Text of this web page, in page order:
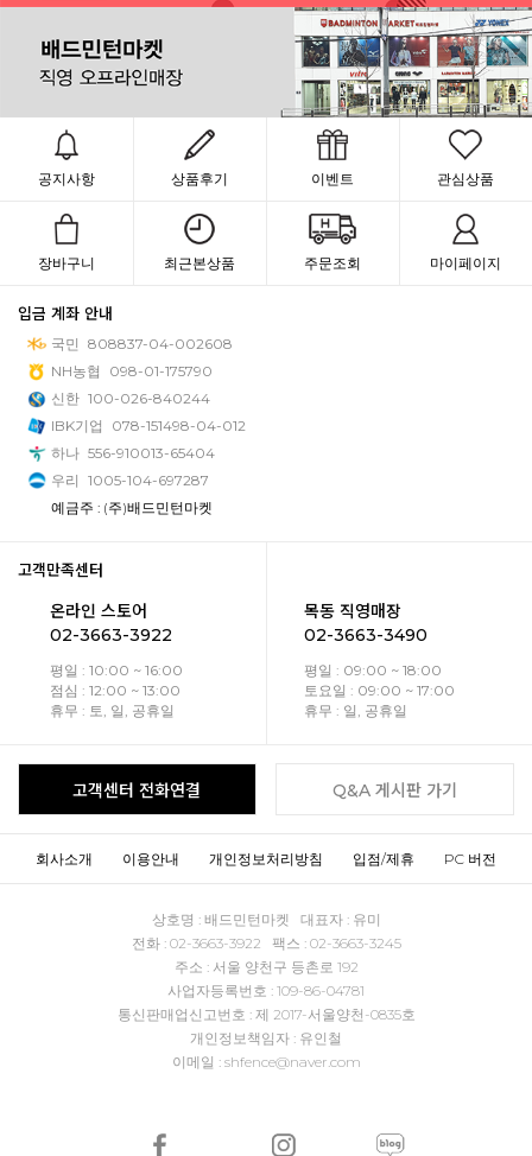
공지사항 상품후기 이벤트 관심상품
장바구니 최근본상품 주문조회 마이페이지
입금 계좌 안내
국민 808837-04-002608
NH농협
098-01-175790
신한 100-026-840244
IBK기업
078-151498-04-012
하나 556-910013-65404
우리 1005-104-697287
예금주 : (주)배드민턴마켓
고객만족센터
온라인 스토어
02-3663-3922
평일 : 10:00 ~ 16:00
점심 : 12:00 ~ 13:00
휴무 : 토, 일, 공휴일
목동 직영매장
02-3663-3490
평일 : 09:00 ~ 18:00
토요일 : 09:00 ~ 17:00
휴무 : 일, 공휴일
고객센터 전화연결 Q&A 게시판 가기
회사소개 이용안내 개인정보처리방침 입점/제휴 PC 버전
상호명 : 배드민턴마켓 대표자 : 유미
전화 : 02-3663-3922 팩스 : 02-3663-3245
주소 : 서울 양천구 등촌로 192
사업자등록번호 : 109-86-04781
통신판매업신고번호 : 제 2017-서울양천-0835호
개인정보책임자 : 유인철
이메일 : shfence@naver.com